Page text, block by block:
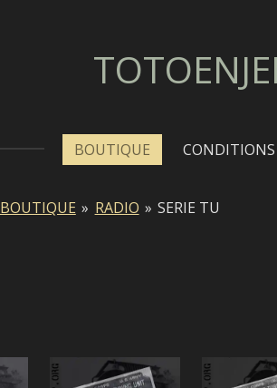
BOUTIQUE
BOUTIQUE » RADIO » SERIE TU